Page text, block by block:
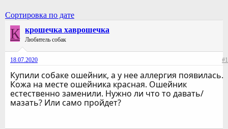
Сортировка по дате
К крошечка хаврошечка
Любитель собак
18.07.2020 #1
Купили собаке ошейник, а у нее аллергия появилась.
Кожа на месте ошейника красная. Ошейник
естественно заменили. Нужно ли что то давать/
мазать? Или само пройдет?